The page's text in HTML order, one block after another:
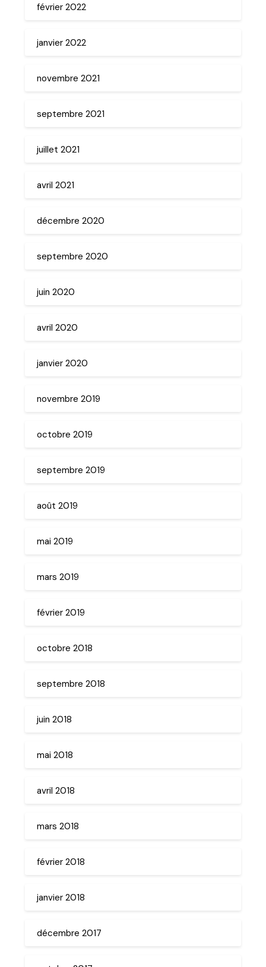
février 2022
janvier 2022
novembre 2021
septembre 2021
juillet 2021
avril 2021
décembre 2020
septembre 2020
juin 2020
avril 2020
janvier 2020
novembre 2019
octobre 2019
septembre 2019
août 2019
mai 2019
mars 2019
février 2019
octobre 2018
septembre 2018
juin 2018
mai 2018
avril 2018
mars 2018
février 2018
janvier 2018
décembre 2017